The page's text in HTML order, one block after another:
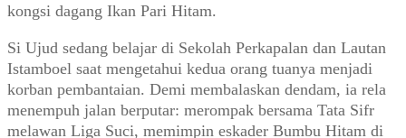
kongsi dagang Ikan Pari Hitam.
Si Ujud sedang belajar di Sekolah Perkapalan dan Lautan
Istamboel saat mengetahui kedua orang tuanya menjadi
korban pembantaian. Demi membalaskan dendam, ia rela
menempuh jalan berputar: merompak bersama Tata Sifr
melawan Liga Suci, memimpin eskader Bumbu Hitam di